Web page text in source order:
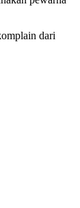
dari